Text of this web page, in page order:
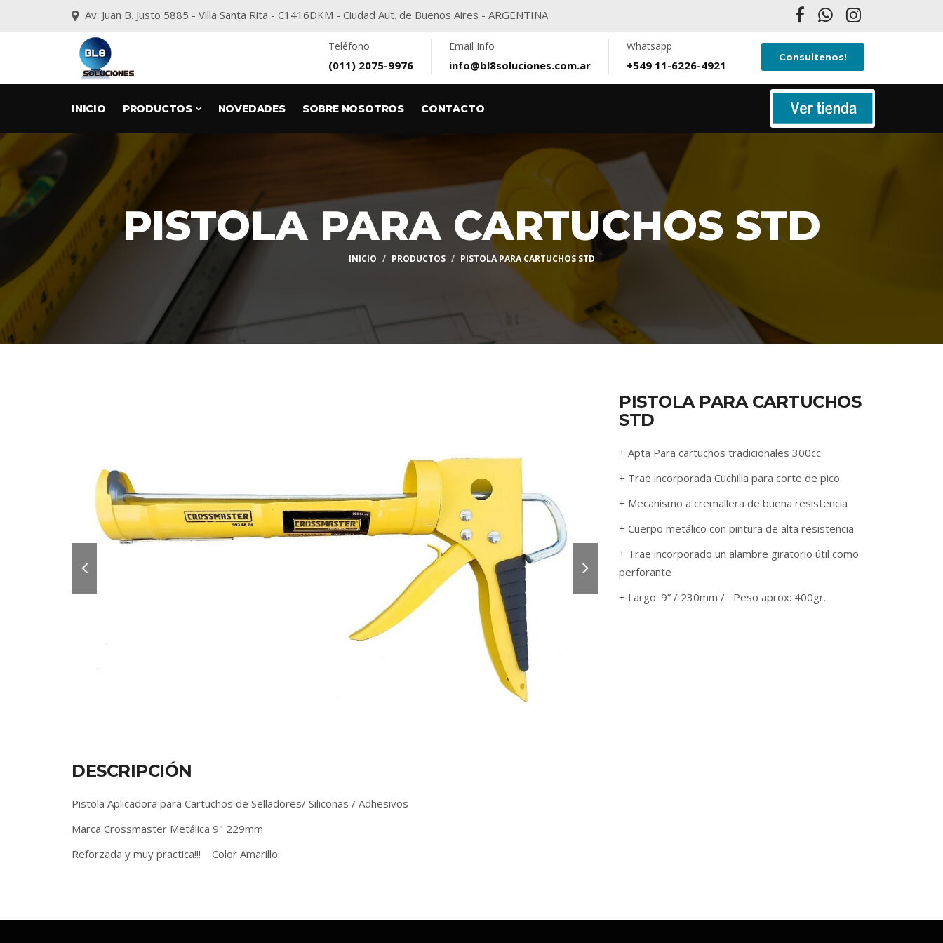
Av. Juan B. Justo 5885 - Villa Santa Rita - C1416DKM - Ciudad Aut. de Buenos Aires - ARGENTINA
Teléfono
(011) 2075-9976
Email Info
info@bl8soluciones.com.ar
Whatsapp
+549 11-6226-4921
Consultenos!
INICIO PRODUCTOS NOVEDADES SOBRE NOSOTROS CONTACTO
PISTOLA PARA CARTUCHOS STD
INICIO PRODUCTOS PISTOLA PARA CARTUCHOS STD
DESCRIPCIÓN
Pistola Aplicadora para Cartuchos de Selladores/ Siliconas / Adhesivos
Marca Crossmaster Metálica 9" 229mm
Reforzada y muy practica!!! Color Amarillo.
PISTOLA PARA CARTUCHOS
STD
+ Apta Para cartuchos tradicionales 300cc
+ Trae incorporada Cuchilla para corte de pico
+ Mecanismo a cremallera de buena resistencia
+ Cuerpo metálico con pintura de alta resistencia
+ Trae incorporado un alambre giratorio útil como
perforante
+ Largo: 9” / 230mm / Peso aprox: 400gr.